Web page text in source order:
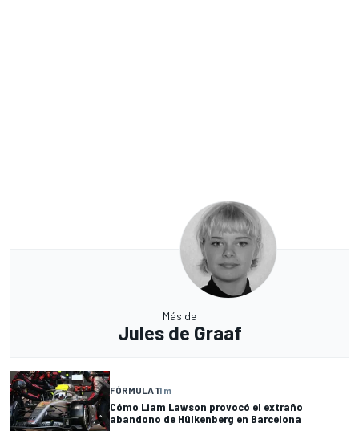
Más de
Jules de Graaf
FÓRMULA 11 m
Cómo Liam Lawson provocó el extraño
abandono de Hülkenberg en Barcelona